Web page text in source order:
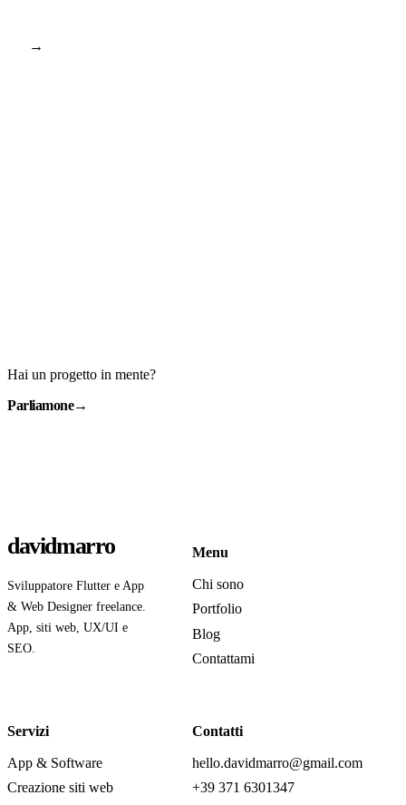
→
Hai un progetto in mente?
Parliamone→
davidmarro
Sviluppatore Flutter e App
& Web Designer freelance.
App, siti web, UX/UI e
SEO.
Menu
Chi sono
Portfolio
Blog
Contattami
Servizi
App & Software
Creazione siti web
Contatti
hello.davidmarro@gmail.com
+39 371 6301347